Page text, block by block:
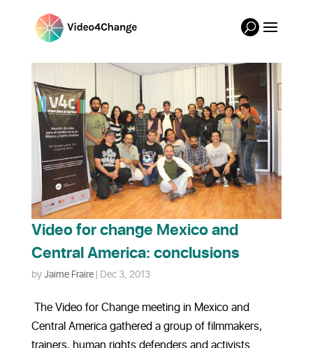
Video for change Mexico and
Central America: conclusions
byJaime Fraire| Dec 3, 2013
The Video for Change meeting in Mexico and
Central America gathered a group of filmmakers,